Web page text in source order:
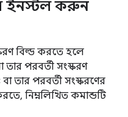
ইনস্টল করুন
বিল্ড করতে হলে
পরবর্তী সংস্করণ
তার পরবর্তী সংস্করণের
নিম্নলিখিত কমান্ডটি